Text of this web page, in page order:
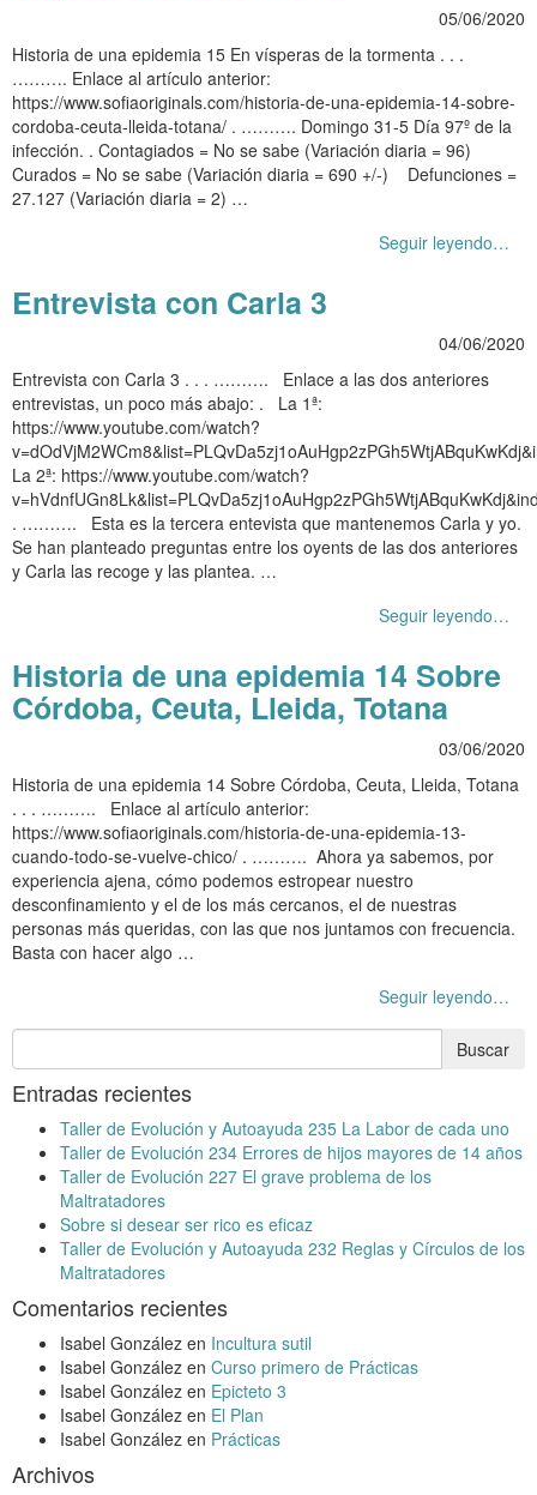
05/06/2020
Historia de una epidemia 15 En vísperas de la tormenta . . .
………. Enlace al artículo anterior:
https://www.sofiaoriginals.com/historia-de-una-epidemia-14-sobre-
cordoba-ceuta-lleida-totana/ . ………. Domingo 31-5 Día 97º de la
infección. . Contagiados = No se sabe (Variación diaria = 96)
Curados = No se sabe (Variación diaria = 690 +/-) Defunciones =
27.127 (Variación diaria = 2) …
Seguir leyendo…
Entrevista con Carla 3
04/06/2020
Entrevista con Carla 3 . . . ………. Enlace a las dos anteriores
entrevistas, un poco más abajo: . La 1ª:
https://www.youtube.com/watch?
La 2ª: https://www.youtube.com/watch?
. ………. Esta es la tercera entevista que mantenemos Carla y yo.
Se han planteado preguntas entre los oyents de las dos anteriores
y Carla las recoge y las plantea. …
Seguir leyendo…
Historia de una epidemia 14 Sobre
Córdoba, Ceuta, Lleida, Totana
03/06/2020
Historia de una epidemia 14 Sobre Córdoba, Ceuta, Lleida, Totana
. . . ………. Enlace al artículo anterior:
https://www.sofiaoriginals.com/historia-de-una-epidemia-13-
cuando-todo-se-vuelve-chico/ . ………. Ahora ya sabemos, por
experiencia ajena, cómo podemos estropear nuestro
desconfinamiento y el de los más cercanos, el de nuestras
personas más queridas, con las que nos juntamos con frecuencia.
Basta con hacer algo …
Seguir leyendo…
Entradas recientes
Taller de Evolución y Autoayuda 235 La Labor de cada uno
Taller de Evolución 234 Errores de hijos mayores de 14 años
Taller de Evolución 227 El grave problema de los
Maltratadores
Sobre si desear ser rico es eficaz
Taller de Evolución y Autoayuda 232 Reglas y Círculos de los
Maltratadores
Comentarios recientes
Isabel González en Incultura sutil
Isabel González en Curso primero de Prácticas
Isabel González en Epicteto 3
Isabel González en El Plan
Isabel González en Prácticas
Archivos